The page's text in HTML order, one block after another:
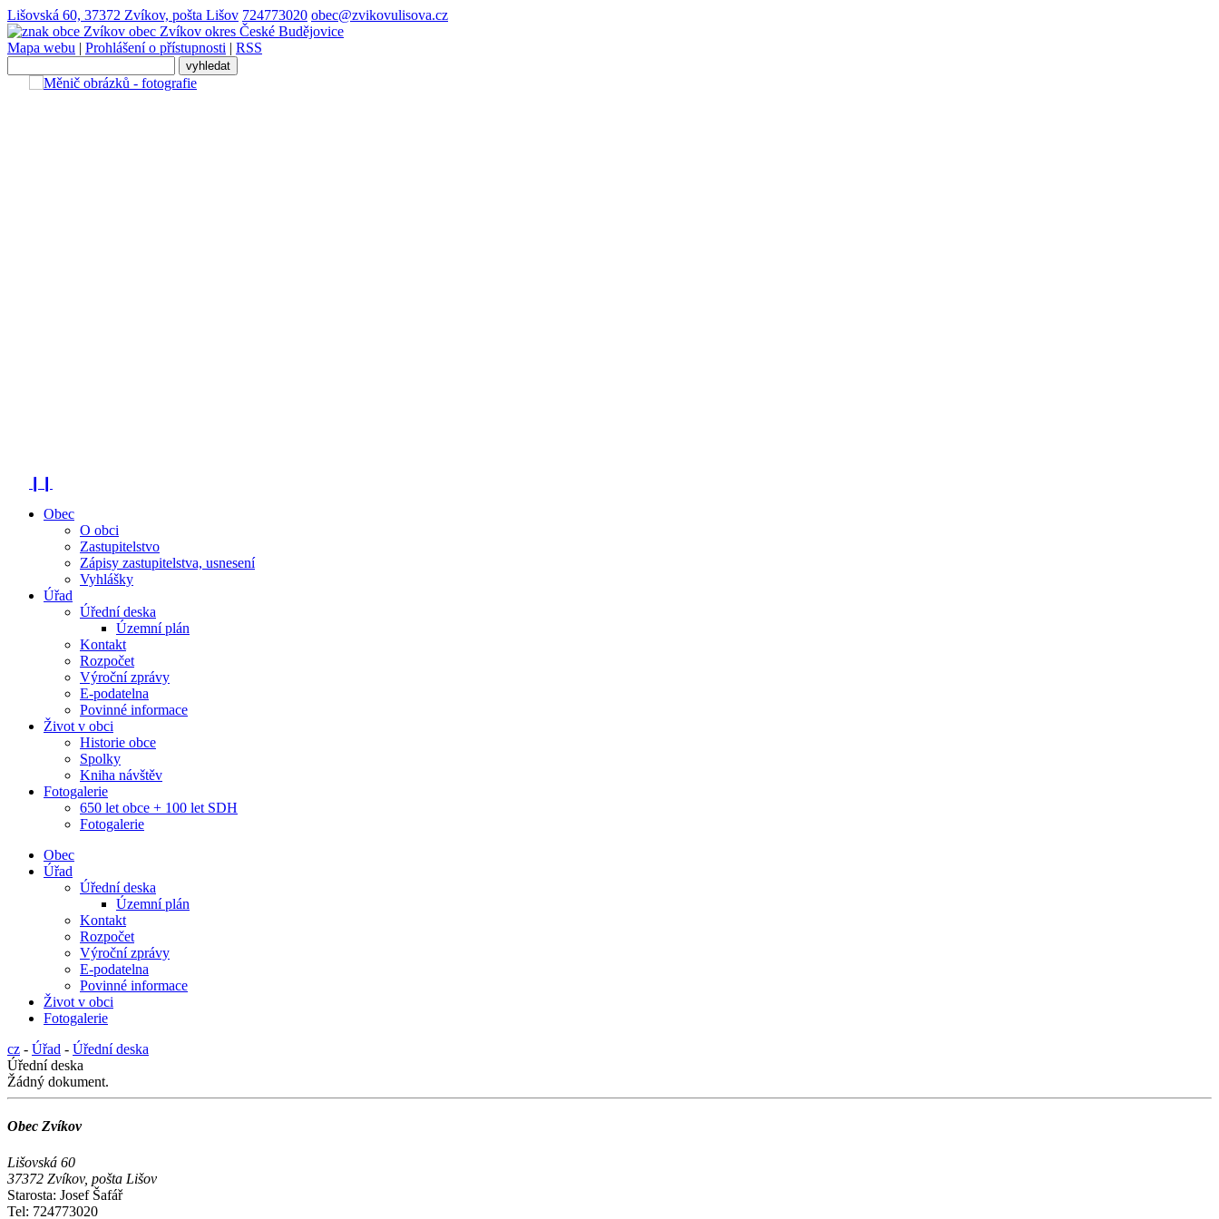
Lišovská 60, 37372 Zvíkov, pošta Lišov 724773020 obec@zvikovulisova.cz
obec Zvíkov okres České Budějovice
Mapa webu | Prohlášení o přístupnosti | RSS
Obec
O obci
Zastupitelstvo
Zápisy zastupitelstva, usnesení
Vyhlášky
Úřad
Úřední deska
Územní plán
Kontakt
Rozpočet
Výroční zprávy
E-podatelna
Povinné informace
Život v obci
Historie obce
Spolky
Kniha návštěv
Fotogalerie
650 let obce + 100 let SDH
Fotogalerie
Obec
Úřad
Úřední deska
Územní plán
Kontakt
Rozpočet
Výroční zprávy
E-podatelna
Povinné informace
Život v obci
Fotogalerie
cz - Úřad - Úřední deska
Úřední deska
Žádný dokument.
Obec Zvíkov
Lišovská 60
37372 Zvíkov, pošta Lišov
Starosta: Josef Šafář
Tel: 724773020